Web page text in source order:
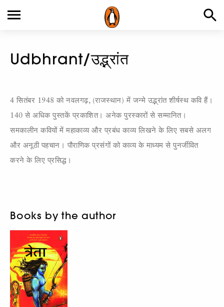
Udbhrant/उद्भ्रांत
4 सितंबर 1948 को नवलगढ़, (राजस्थान) में जन्मे उद्भ्रांत शीर्षस्थ कवि हैं।
140 से अधिक पुस्तकें प्रकाशित। अनेक पुरस्कारों से सम्मानित।
समकालीन कवियों में महाकाव्य और प्रबंध काव्य लिखने के लिए सबसे अलग
और अनूठी पहचान। पौराणिक प्रसंगों को काव्य के माध्यम से पुनर्जीवित
करने के लिए प्रसिद्ध।
Books by the author